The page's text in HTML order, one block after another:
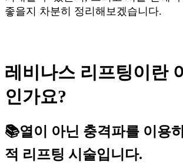
좋을지 차분히 정리해보겠습니다.
레비나스 리프팅이란
인가요?
📚열이 아닌 충격파를 이용
적 리프팅 시술입니다.